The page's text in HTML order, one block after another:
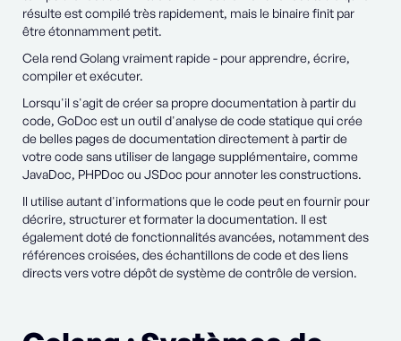
résulte est compilé très rapidement, mais le binaire finit par
être étonnamment petit.
Cela rend Golang vraiment rapide - pour apprendre, écrire,
compiler et exécuter.
Lorsqu'il s'agit de créer sa propre documentation à partir du
code, GoDoc est un outil d'analyse de code statique qui crée
de belles pages de documentation directement à partir de
votre code sans utiliser de langage supplémentaire, comme
JavaDoc, PHPDoc ou JSDoc pour annoter les constructions.
Il utilise autant d'informations que le code peut en fournir pour
décrire, structurer et formater la documentation. Il est
également doté de fonctionnalités avancées, notamment des
références croisées, des échantillons de code et des liens
directs vers votre dépôt de système de contrôle de version.